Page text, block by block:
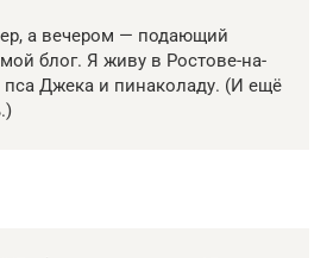
а вечером — подающий
блог. Я живу в Ростове-на-
Джека и пинаколаду. (И ещё